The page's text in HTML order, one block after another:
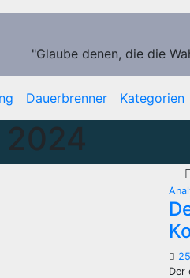
"Glaube denen, die die
Dauerbrenner Kategorien
Der